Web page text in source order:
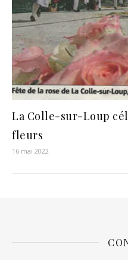
La Colle-sur-Loup
fleurs
16 mai 2022